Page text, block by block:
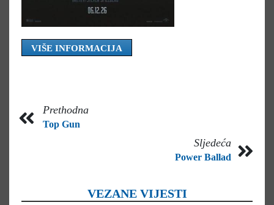
VIŠE INFORMACIJA
Prethodna
Top Gun
Sljedeća
Power Ballad
VEZANE VIJESTI